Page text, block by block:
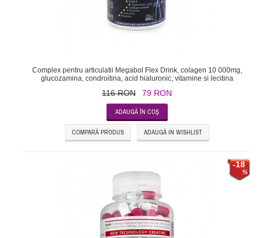
Complex pentru articulatii Megabol Flex Drink, colagen 10 000mg,
glucozamina, condroitina, acid hialuronic, vitamine si lecitina
116 RON 79 RON
COMPARĂ PRODUS ADAUGĂ IN WISHLIST
-18